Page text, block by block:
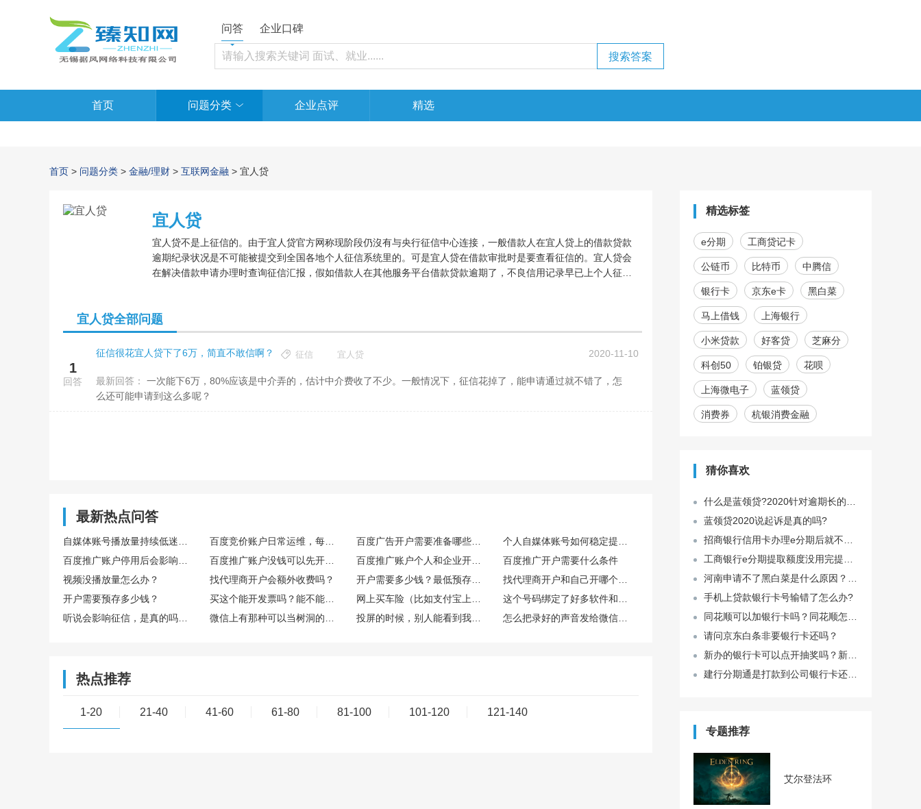
问答 企业口碑
首页 问题分类 企业点评 精选
首页 > 问题分类 > 金融/理财 > 互联网金融 > 宜人贷
宜人贷
宜人贷不是上征信的。由于宜人贷官方网称现阶段仍沒有与央行征信中心连接，一般借款人在宜人贷上的借款贷款
逾期纪录状况是不可能被提交到全国各地个人征信系统里的。可是宜人贷在借款审批时是要查看征信的。宜人贷会
在解决借款申请办理时查询征信汇报，假如借款人在其他服务平台借款贷款逾期了，不良信用记录早已上个人征
宜人贷全部问题
1
回答
征信很花宜人贷下了6万，简直不敢信啊？ 2020-11-10
征信 宜人贷
最新回答：
么还可能申请到这么多呢？
精选标签
e分期 工商贷记卡
公链币 比特币 中腾信
银行卡 京东e卡 黑白菜
马上借钱 上海银行
小米贷款 好客贷 芝麻分
科创50 铂银贷 花呗
上海微电子 蓝领贷
消费券 杭银消费金融
猜你喜欢
蓝领贷2020说起诉是真的吗?
手机上贷款银行卡号输错了怎么办?
请问京东白条非要银行卡还吗？
专题推荐
艾尔登法环
最新热点问答
百度推广开户需要什么条件
视频没播放量怎么办？
找代理商开户会额外收费吗？
开户需要预存多少钱？
热点推荐
1-20 21-40 41-60 61-80 81-100 101-120 121-140